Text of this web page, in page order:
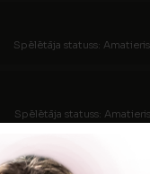
Spēlētāja statuss: Amatieris
Spēlētāja statuss: Amatieris